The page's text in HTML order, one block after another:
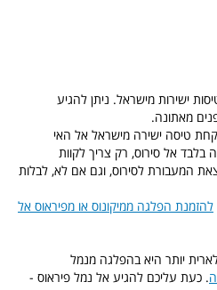
ישירות מישראל. ניתן להגיע
מאתונה.
טיסה ישירה מישראל אל האי
בלבד אל סירוס, רק צריך לקוות
המעבורת לסירוס, וגם אם לא, לבלות
להזמנת הפלגה ממיקונוס או מפיראוס אל
יותר היא בהפלגה מנמל
. כעת עליכם להגיע אל נמל פיראוס -